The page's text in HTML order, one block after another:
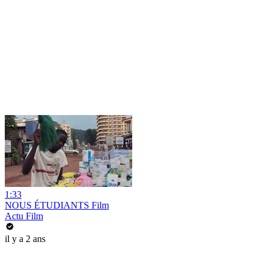
1:33
NOUS ÉTUDIANTS Film
Actu Film
il y a 2 ans